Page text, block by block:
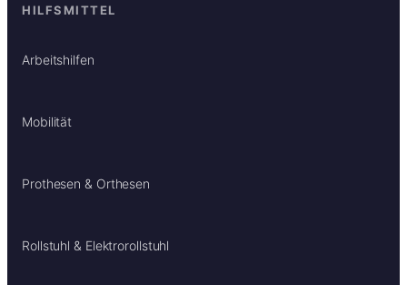
HILFSMITTEL
Arbeitshilfen
Mobilität
Prothesen & Orthesen
Rollstuhl & Elektrorollstuhl